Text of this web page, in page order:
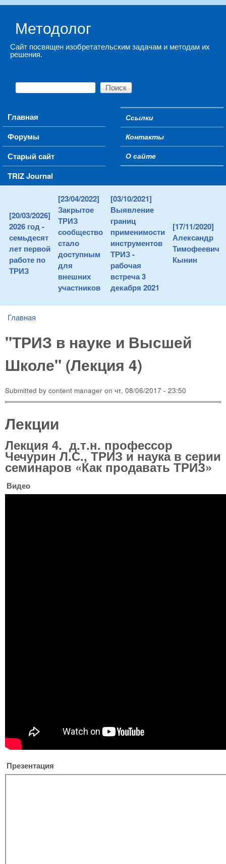
Методолог
Сайт посвящен изобретательским задачам и методам их
решения.
Форма поиска
Поиск
Main menu
Главная
Форумы
Старый сайт
TRIZ Journal
Secondary menu
Ссылки
Контакты
О сайте
[20/03/2026]
2026 год -
семьдесят
лет первой
работе по
ТРИЗ
[23/04/2022]
Закрытое
ТРИЗ
сообщество
стало
доступным
для
внешних
участников
[03/10/2021]
Выявление
границ
применимости
инструментов
ТРИЗ -
рабочая
встреча 3
декабря 2021
[17/11/2020]
Александр
Тимофеевич
Кынин
You are here
Главная
"ТРИЗ в науке и Высшей
Школе" (Лекция 4)
Submitted by content manager on чт, 08/06/2017 - 23:50
Лекции
Лекция 4. д.т.н. профессор
Чечурин Л.С., ТРИЗ и наука в серии
семинаров «Как продавать ТРИЗ»
Видео
Презентация